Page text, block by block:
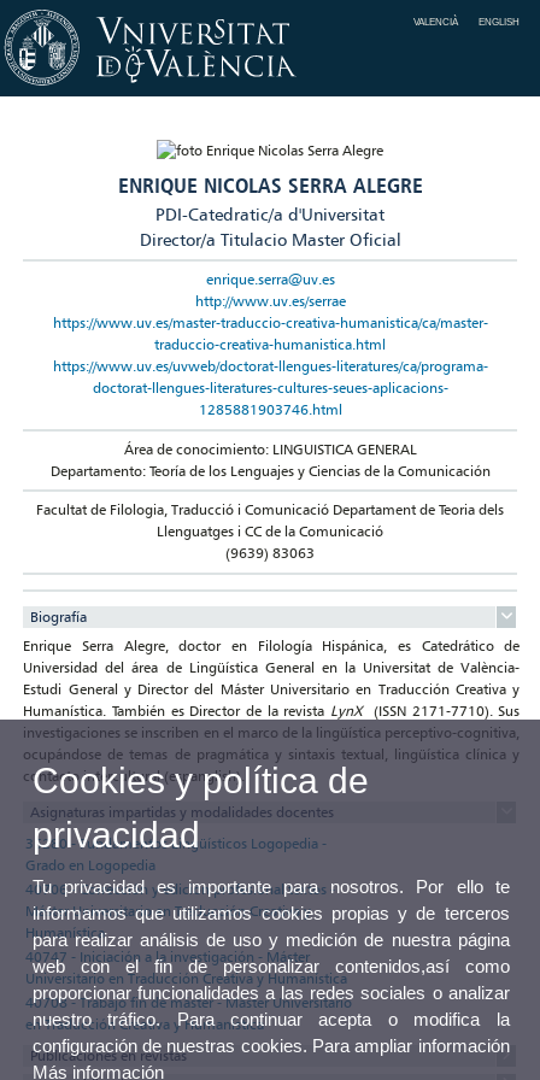
VALENCIÀ ENGLISH
ENRIQUE NICOLAS SERRA ALEGRE
PDI-Catedratic/a d'Universitat
Director/a Titulacio Master Oficial
enrique.serra@uv.es
http://www.uv.es/serrae
https://www.uv.es/master-traduccio-creativa-humanistica/ca/master-
traduccio-creativa-humanistica.html
https://www.uv.es/uvweb/doctorat-llengues-literatures/ca/programa-
doctorat-llengues-literatures-cultures-seues-aplicacions-
1285881903746.html
Área de conocimiento: LINGUISTICA GENERAL
Departamento: Teoría de los Lenguajes y Ciencias de la Comunicación
Facultat de Filologia, Traducció i Comunicació Departament de Teoria dels
Llenguatges i CC de la Comunicació
(9639) 83063
Biografía
Enrique Serra Alegre, doctor en Filología Hispánica, es Catedrático de
Universidad del área de Lingüística General en la Universitat de València-
Estudi General y Director del Máster Universitario en Traducción Creativa y
Humanística. También es Director de la revista LynX(ISSN 2171-7710). Sus
investigaciones se inscriben en el marco de la lingüística perceptivo-cognitiva,
ocupándose de temas de pragmática y sintaxis textual, lingüística clínica y
contacto intercultural (espanglish).
Asignaturas impartidas y modalidades docentes
35280 - Fundamentos Lingüísticos Logopedia -
Grado en Logopedia
40706 - Corrección y edición profesional textos -
Máster Universitario en Traducción Creativa y
Humanística
40747 - Iniciación a la investigación - Máster
Universitario en Traducción Creativa y Humanística
40708 - Trabajo fin de máster - Máster Universitario
en Traducción Creativa y Humanística
Publicaciones en revistas
Cookies y política de
privacidad
Tu privacidad es importante para nosotros. Por ello te
informamos que utilizamos cookies propias y de terceros
para realizar análisis de uso y medición de nuestra página
web con el fin de personalizar contenidos,así como
proporcionar funcionalidades a las redes sociales o analizar
nuestro tráfico. Para continuar acepta o modifica la
configuración de nuestras cookies. Para ampliar información
Más información